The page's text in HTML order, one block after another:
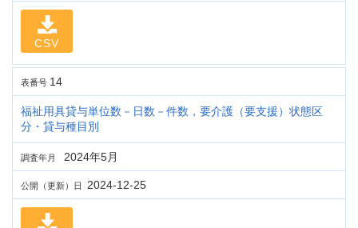
CSV
表番号 14
福祉用具貸与単位数－日数－件数，要介護（要支援）状態区
分・貸与種目別
調査年月 2024年5月
公開（更新）日 2024-12-25